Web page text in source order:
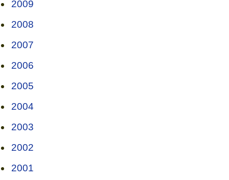
2009
2008
2007
2006
2005
2004
2003
2002
2001